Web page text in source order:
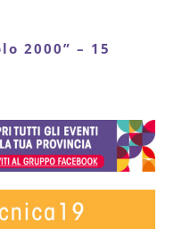
2000” – 15